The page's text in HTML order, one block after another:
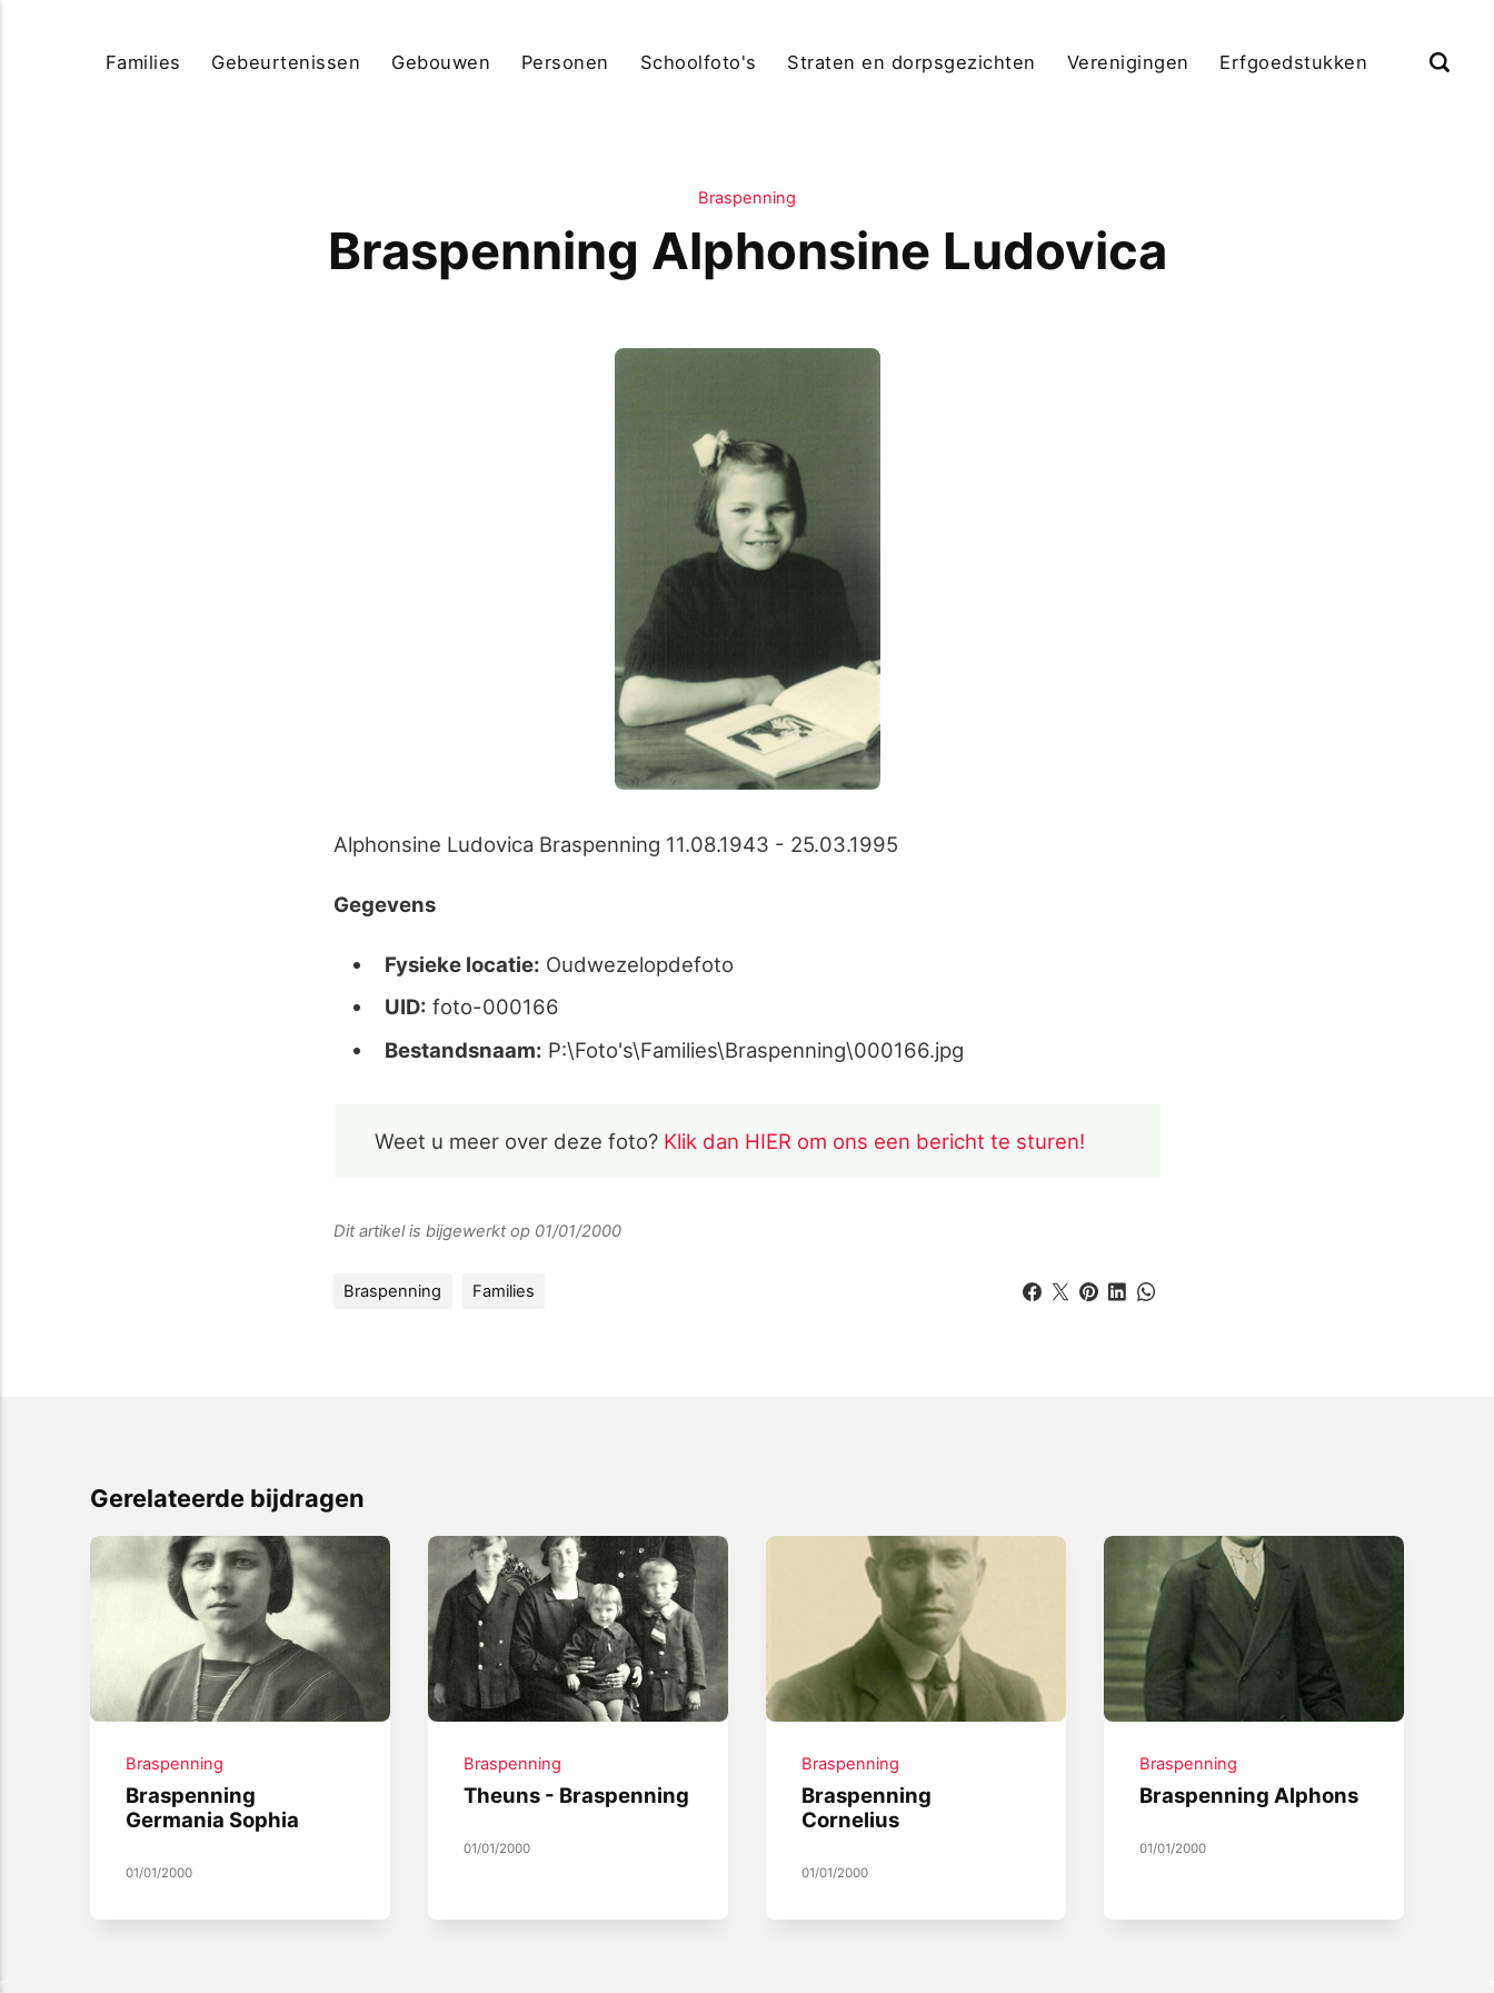
Families Gebeurtenissen Gebouwen Personen Schoolfoto's Straten en dorpsgezichten Verenigingen Erfgoedstukken
Braspenning
Braspenning Alphonsine Ludovica
Alphonsine Ludovica Braspenning 11.08.1943 - 25.03.1995
Gegevens
Fysieke locatie: Oudwezelopdefoto
UID: foto-000166
Bestandsnaam: P:\Foto's\Families\Braspenning\000166.jpg
Weet u meer over deze foto? Klik dan HIER om ons een bericht te sturen!
Dit artikel is bijgewerkt op 01/01/2000
Braspenning Families
Gerelateerde bijdragen
Braspenning
Braspenning
Germania Sophia
01/01/2000
Braspenning
Theuns - Braspenning
01/01/2000
Braspenning
Braspenning
Cornelius
01/01/2000
Braspenning
Braspenning Alphons
01/01/2000